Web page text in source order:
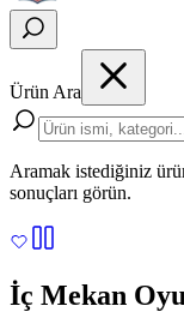
Ürün Ara
Aramak istediğiniz
sonuçları görün.
İç Mekan